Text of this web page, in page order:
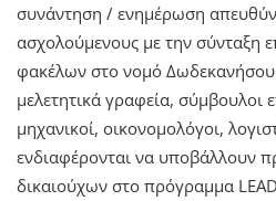
συνάντηση / ενημέρωση
ασχολούμενους με την σύνταξη
φακέλων στο νομό
μελετητικά γραφεία, σύμβουλοι
μηχανικοί, οικονομολόγοι,
ενδιαφέρονται να υποβάλλουν
δικαιούχων στο πρόγραμμα